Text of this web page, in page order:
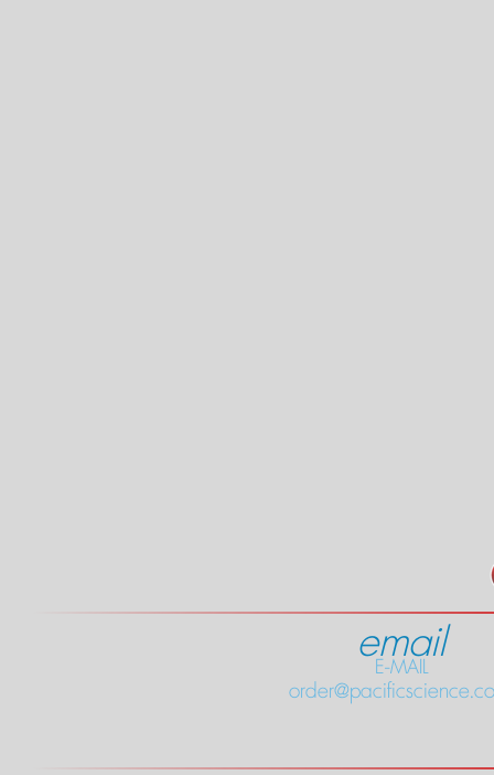
email
E-MAIL